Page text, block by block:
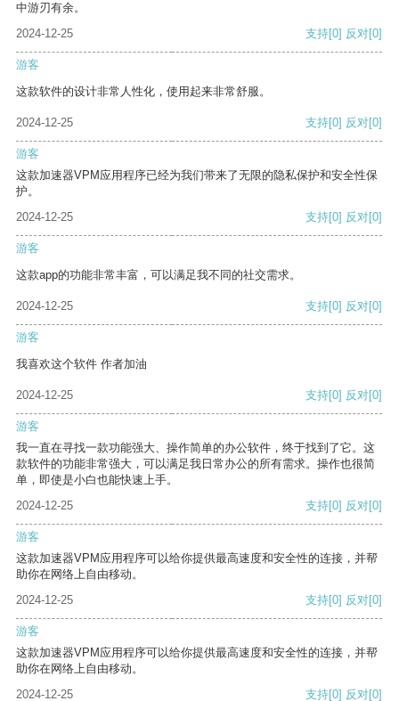
中游刃有余。
2024-12-25
支持[0] 反对[0]
游客
这款软件的设计非常人性化，使用起来非常舒服。
2024-12-25 支持[0] 反对[0]
游客
这款加速器VPM应用程序已经为我们带来了无限的隐私保护和安全性保
护。
2024-12-25
支持[0] 反对[0]
游客
这款app的功能非常丰富，可以满足我不同的社交需求。
2024-12-25 支持[0] 反对[0]
游客
我喜欢这个软件 作者加油
2024-12-25 支持[0] 反对[0]
游客
我一直在寻找一款功能强大、操作简单的办公软件，终于找到了它。这
款软件的功能非常强大，可以满足我日常办公的所有需求。操作也很简
单，即使是小白也能快速上手。
2024-12-25
支持[0] 反对[0]
游客
这款加速器VPM应用程序可以给你提供最高速度和安全性的连接，并帮
助你在网络上自由移动。
2024-12-25
支持[0] 反对[0]
游客
这款加速器VPM应用程序可以给你提供最高速度和安全性的连接，并帮
助你在网络上自由移动。
2024-12-25
支持[0] 反对[0]